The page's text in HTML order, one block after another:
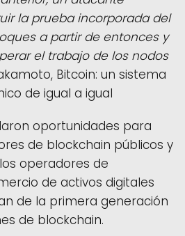
la prueba incorporada del
a partir de entonces y
el trabajo de los nodos
Bitcoin: un sistema
de igual a igual
oportunidades para
de blockchain públicos y
operadores de
de activos digitales
de la primera generación
de blockchain.